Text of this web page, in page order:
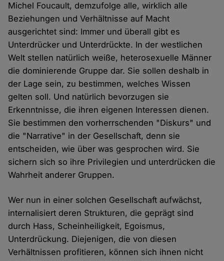
Michel Foucault, demzufolge alle, wirklich alle
Beziehungen und Verhältnisse auf Macht
ausgerichtet sind: Immer und überall gibt es
Unterdrücker und Unterdrückte. In der westlichen
Welt stellen natürlich weiße, heterosexuelle Männer
die dominierende Gruppe dar. Sie sollen deshalb in
der Lage sein, zu bestimmen, welches Wissen
gelten soll. Und natürlich bevorzugen sie
Erkenntnisse, die ihren eigenen Interessen dienen.
Sie bestimmen den vorherrschenden "Diskurs" und
die "Narrative" in der Gesellschaft, denn sie
entscheiden, wie über was gesprochen wird. Sie
sichern sich so ihre Privilegien und unterdrücken die
Wahrheit anderer Gruppen.
Wer nun in einer solchen Gesellschaft aufwächst,
internalisiert deren Strukturen, die geprägt sind
durch Hass, Scheinheiligkeit, Egoismus,
Unterdrückung. Diejenigen, die von diesen
Verhältnissen profitieren, können sich ihnen nicht